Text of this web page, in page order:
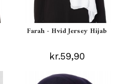
Farah - Hvid Jersey Hijab
kr.59,90